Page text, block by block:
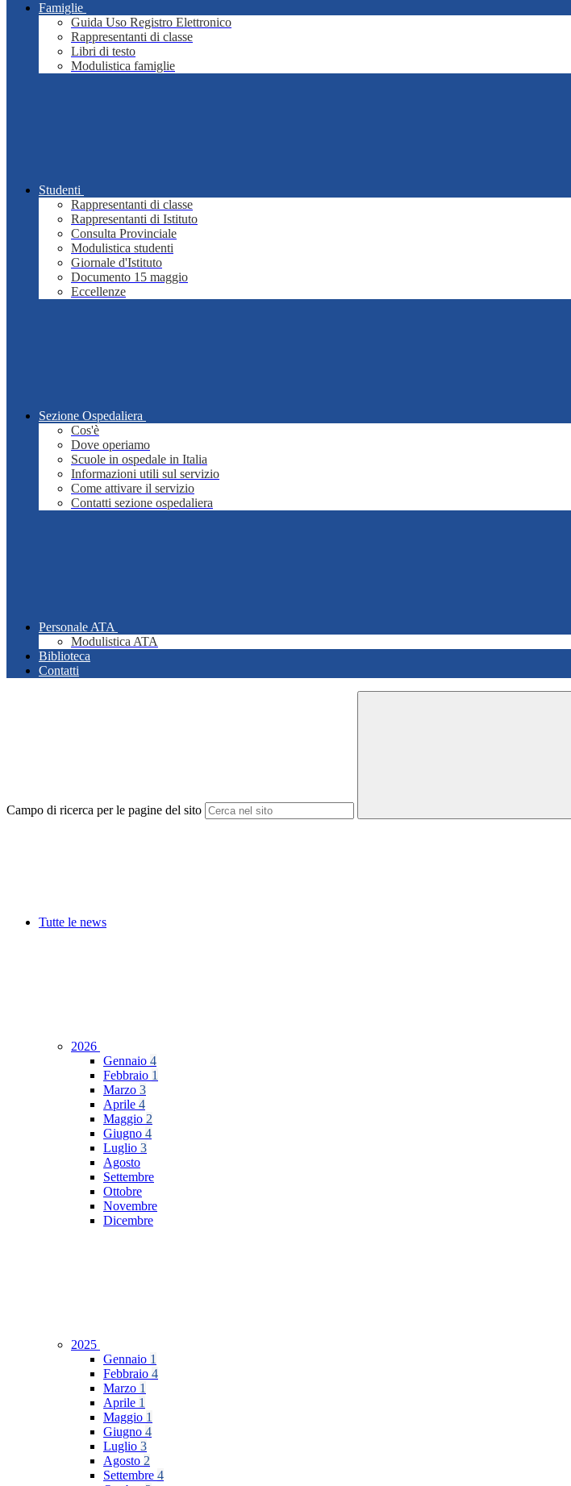
Famiglie
Guida Uso Registro Elettronico
Rappresentanti di classe
Libri di testo
Modulistica famiglie
Studenti
Rappresentanti di classe
Rappresentanti di Istituto
Consulta Provinciale
Modulistica studenti
Giornale d'Istituto
Documento 15 maggio
Eccellenze
Sezione Ospedaliera
Cos'è
Dove operiamo
Scuole in ospedale in Italia
Informazioni utili sul servizio
Come attivare il servizio
Contatti sezione ospedaliera
Personale ATA
Modulistica ATA
Biblioteca
Contatti
Campo di ricerca per le pagine del sito
Tutte le news
2026
Gennaio 4
Febbraio 1
Marzo 3
Aprile 4
Maggio 2
Giugno 4
Luglio 3
Agosto
Settembre
Ottobre
Novembre
Dicembre
2025
Gennaio 1
Febbraio 4
Marzo 1
Aprile 1
Maggio 1
Giugno 4
Luglio 3
Agosto 2
Settembre 4